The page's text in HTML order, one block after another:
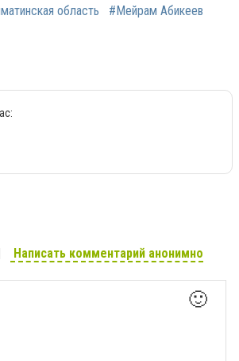
область #Мейрам Абикеев
Написать комментарий анонимно
🙂